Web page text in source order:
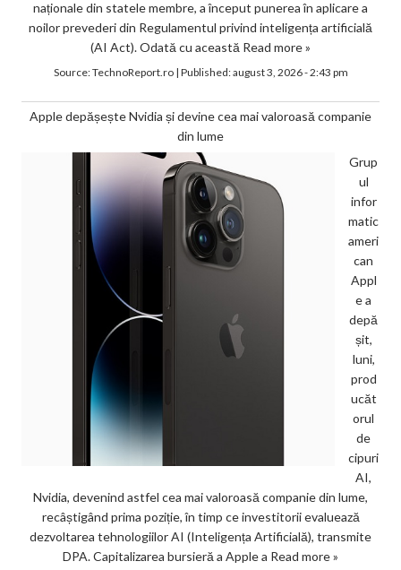
naționale din statele membre, a început punerea în aplicare a
noilor prevederi din Regulamentul privind inteligența artificială
(AI Act). Odată cu această Read more »
Source:TechnoReport.ro| Published:august 3, 2026 - 2:43 pm
Apple depășește Nvidia și devine cea mai valoroasă companie
din lume
Grup
ul
infor
matic
ameri
can
Appl
e a
depă
șit,
luni,
prod
ucăt
orul
de
cipuri
AI,
Nvidia, devenind astfel cea mai valoroasă companie din lume,
recâștigând prima poziție, în timp ce investitorii evaluează
dezvoltarea tehnologiilor AI (Inteligența Artificială), transmite
DPA. Capitalizarea bursieră a Apple a Read more »